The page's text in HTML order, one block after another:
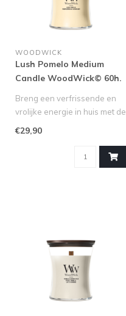
WOODWICK
Lush Pomelo Medium
Candle WoodWick© 60h.
Breng een verfrissende en
vrolijke energie in huis met de
€29,90